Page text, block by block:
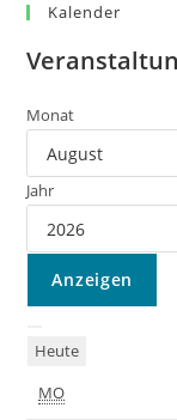
Kalender
Monat
Jahr
Heute
MO